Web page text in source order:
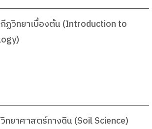
ฏวิทยาเบื้องต้น (Introduction to
ทยาศาสตร์ทางดิน (Soil Science)